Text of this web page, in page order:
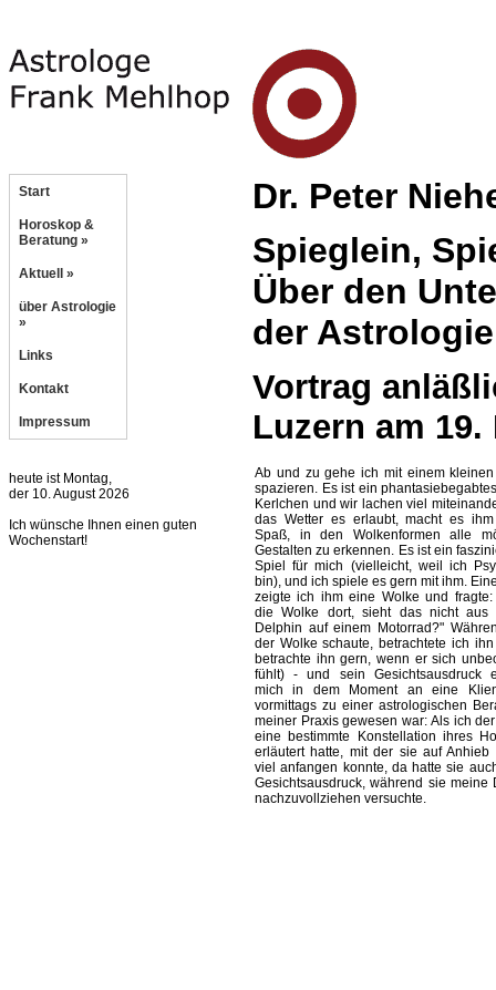
Start
Horoskop &
Beratung »
Aktuell »
über Astrologie
»
Links
Kontakt
Impressum
heute ist Montag,
der 10. August 2026
Ich wünsche Ihnen einen guten
Wochenstart!
Dr. Peter
Spieglein,
Über den
der Astrologie
Vortrag
Luzern am 19.
Ab und zu gehe ich mit einem
spazieren. Es ist ein
Kerlchen und wir lachen viel
das Wetter es erlaubt, macht es
Spaß, in den Wolkenformen alle
Gestalten zu erkennen. Es ist ein
Spiel für mich (vielleicht, weil ich
bin), und ich spiele es gern mit ihm.
zeigte ich ihm eine Wolke und fragte:
die Wolke dort, sieht das nicht aus
Delphin auf einem Motorrad?"
der Wolke schaute, betrachtete ich
betrachte ihn gern, wenn er sich
fühlt) - und sein Gesichtsausdruck
mich in dem Moment an eine
vormittags zu einer astrologischen
meiner Praxis gewesen war: Als ich
eine bestimmte Konstellation ihres
erläutert hatte, mit der sie auf Anhieb
viel anfangen konnte, da hatte sie
Gesichtsausdruck, während sie meine
nachzuvollziehen versuchte.